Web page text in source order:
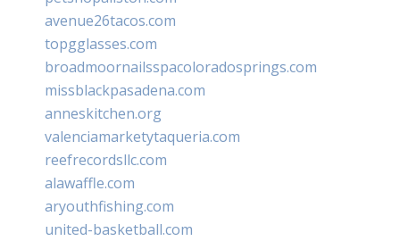
avenue26tacos.com
topgglasses.com
broadmoornailsspacoloradosprings.com
missblackpasadena.com
anneskitchen.org
valenciamarketytaqueria.com
reefrecordsllc.com
alawaffle.com
aryouthfishing.com
united-basketball.com